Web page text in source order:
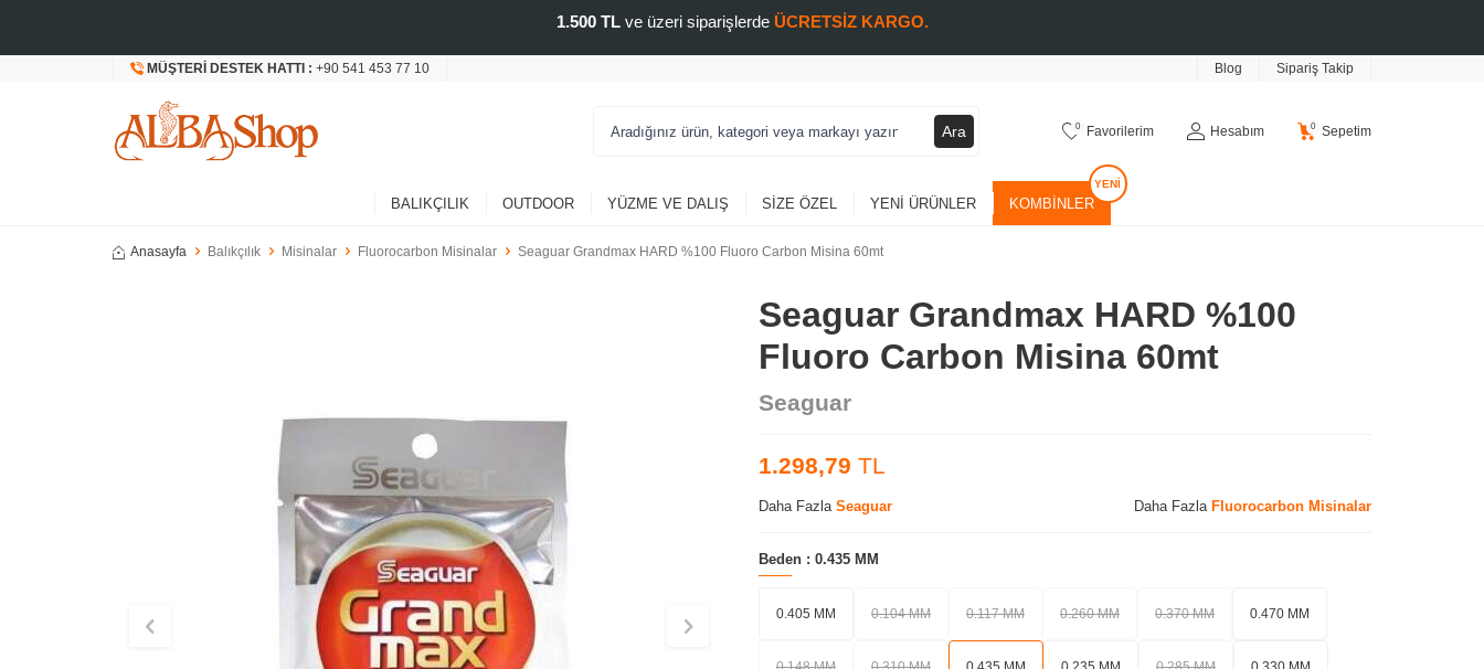
1.500 TLve üzeri siparişlerde ÜCRETSİZ KARGO.
MÜŞTERI DESTEK HATTI : +90 541 453 77 10 Blog Sipariş Takip
Ara 0 Favorilerim Hesabım 0 Sepetim
BALIKÇILIK OUTDOOR YÜZME VE DALIŞ SIZE ÖZEL YENI ÜRÜNLER KOMBINLER
Anasayfa Balıkçılık Misinalar Fluorocarbon Misinalar Seaguar Grandmax HARD %100 Fluoro Carbon Misina 60mt
Seaguar Grandmax HARD %100
Fluoro Carbon Misina 60mt
Seaguar
1.298,79 TL
Daha Fazla Seaguar Daha Fazla Fluorocarbon Misinalar
Beden : 0.435 MM
0.405 MM 0.104 MM 0.117 MM 0.260 MM 0.370 MM 0.470 MM